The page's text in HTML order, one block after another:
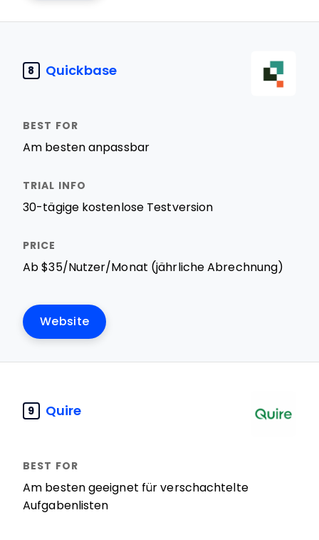
8 Quickbase
Am besten anpassbar
30-tägige kostenlose Testversion
Ab $35/Nutzer/Monat (jährliche Abrechnung)
Website
9 Quire
Am besten geeignet für verschachtelte
Aufgabenlisten